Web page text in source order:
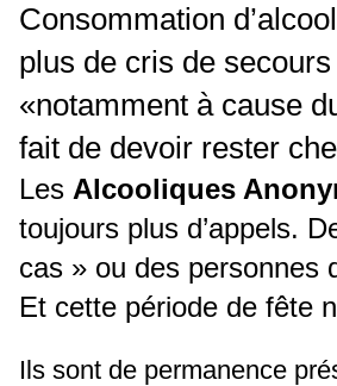
Consommation
plus de cris de
«notamment à cause
fait de devoir rester
Les Alcooliques
toujours plus d’appels.
cas » ou des personnes
Et cette période de fête
Ils sont de permanence